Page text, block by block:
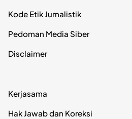
Kode Etik Jurnalistik
Pedoman Media Siber
Disclaimer
Kerjasama
Hak Jawab dan Koreksi